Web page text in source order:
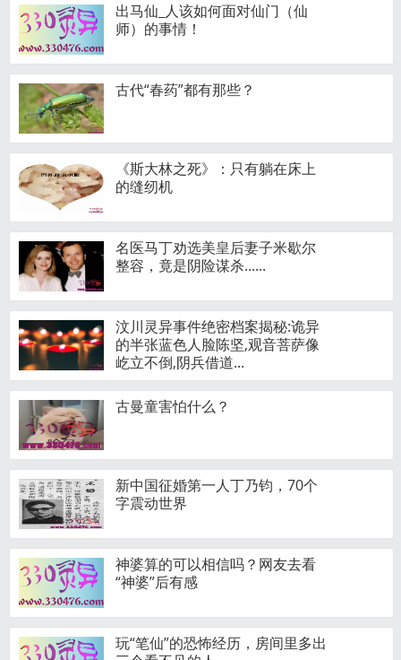
出马仙_人该如何面对仙门（仙
师）的事情！
古代“春药”都有那些？
《斯大林之死》：只有躺在床上
的缝纫机
名医马丁劝选美皇后妻子米歇尔
整容，竟是阴险谋杀......
汶川灵异事件绝密档案揭秘:诡异
的半张蓝色人脸陈坚,观音菩萨像
屹立不倒,阴兵借道...
古曼童害怕什么？
新中国征婚第一人丁乃钧，70个
字震动世界
神婆算的可以相信吗？网友去看
“神婆”后有感
玩“笔仙”的恐怖经历，房间里多出